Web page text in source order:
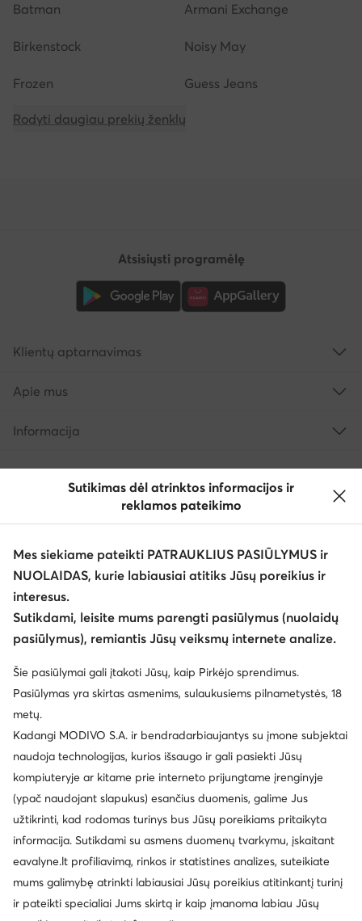
Batman Armani Exchange
Birkenstock Noisy May
Frozen Guess Jeans
Rodyti daugiau prekių ženklų
Atsisiųsti programėlę
Klientų aptarnavimas
Apie mus
Informacija
© eavalyne.lt 2026
Taisyklės
Pakeisti nustatymus
Privatumo politika
Duomenų apsauga
Sutikimas dėl atrinktos informacijos ir
reklamos pateikimo
Mes siekiame pateikti PATRAUKLIUS PASIŪLYMUS ir
NUOLAIDAS, kurie labiausiai atitiks Jūsų poreikius ir
interesus.
Sutikdami, leisite mums parengti pasiūlymus (nuolaidų
pasiūlymus), remiantis Jūsų veiksmų internete analize.
Šie pasiūlymai gali įtakoti Jūsų, kaip Pirkėjo sprendimus.
Pasiūlymas yra skirtas asmenims, sulaukusiems pilnametystės, 18
metų.
Kadangi MODIVO S.A. ir bendradarbiaujantys su įmone subjektai
naudoja technologijas, kurios išsaugo ir gali pasiekti Jūsų
kompiuteryje ar kitame prie interneto prijungtame įrenginyje
(ypač naudojant slapukus) esančius duomenis, galime Jus
užtikrinti, kad rodomas turinys bus Jūsų poreikiams pritaikyta
informacija. Sutikdami su asmens duomenų tvarkymu, įskaitant
eavalyne.lt profiliavimą, rinkos ir statistines analizes, suteikiate
mums galimybę atrinkti labiausiai Jūsų poreikius atitinkantį turinį
ir pateikti specialiai Jums skirtą ir kaip įmanoma labiau Jūsų